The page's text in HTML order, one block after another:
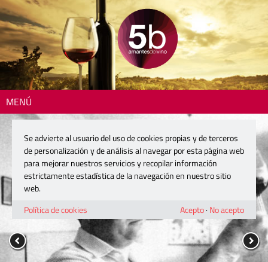
MENÚ
Se advierte al usuario del uso de cookies propias y de terceros
de personalización y de análisis al navegar por esta página web
para mejorar nuestros servicios y recopilar información
estrictamente estadística de la navegación en nuestro sitio
web.
Política de cookies
Acepto· No acepto